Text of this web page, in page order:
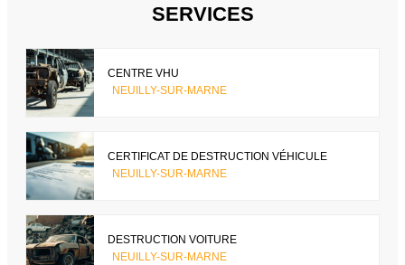
SERVICES
CENTRE VHU
NEUILLY-SUR-MARNE
CERTIFICAT DE DESTRUCTION VÉHICULE
NEUILLY-SUR-MARNE
DESTRUCTION VOITURE
NEUILLY-SUR-MARNE